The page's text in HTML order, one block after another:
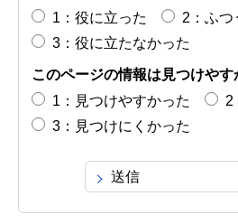
1：役に立った
2：ふつ
3：役に立たなかった
このページの情報は見つけやす
1：見つけやすかった
2
3：見つけにくかった